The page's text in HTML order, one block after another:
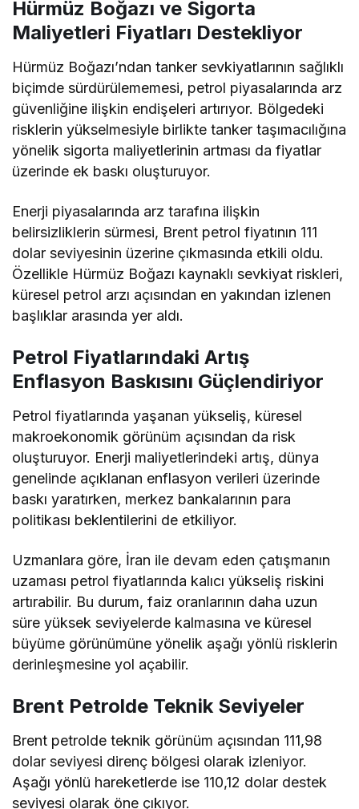
Hürmüz Boğazı ve Sigorta
Maliyetleri Fiyatları Destekliyor
Hürmüz Boğazı’ndan tanker sevkiyatlarının sağlıklı
biçimde sürdürülememesi, petrol piyasalarında arz
güvenliğine ilişkin endişeleri artırıyor. Bölgedeki
risklerin yükselmesiyle birlikte tanker taşımacılığına
yönelik sigorta maliyetlerinin artması da fiyatlar
üzerinde ek baskı oluşturuyor.
Enerji piyasalarında arz tarafına ilişkin
belirsizliklerin sürmesi, Brent petrol fiyatının 111
dolar seviyesinin üzerine çıkmasında etkili oldu.
Özellikle Hürmüz Boğazı kaynaklı sevkiyat riskleri,
küresel petrol arzı açısından en yakından izlenen
başlıklar arasında yer aldı.
Petrol Fiyatlarındaki Artış
Enflasyon Baskısını Güçlendiriyor
Petrol fiyatlarında yaşanan yükseliş, küresel
makroekonomik görünüm açısından da risk
oluşturuyor. Enerji maliyetlerindeki artış, dünya
genelinde açıklanan enflasyon verileri üzerinde
baskı yaratırken, merkez bankalarının para
politikası beklentilerini de etkiliyor.
Uzmanlara göre, İran ile devam eden çatışmanın
uzaması petrol fiyatlarında kalıcı yükseliş riskini
artırabilir. Bu durum, faiz oranlarının daha uzun
süre yüksek seviyelerde kalmasına ve küresel
büyüme görünümüne yönelik aşağı yönlü risklerin
derinleşmesine yol açabilir.
Brent Petrolde Teknik Seviyeler
Brent petrolde teknik görünüm açısından 111,98
dolar seviyesi direnç bölgesi olarak izleniyor.
Aşağı yönlü hareketlerde ise 110,12 dolar destek
seviyesi olarak öne çıkıyor.